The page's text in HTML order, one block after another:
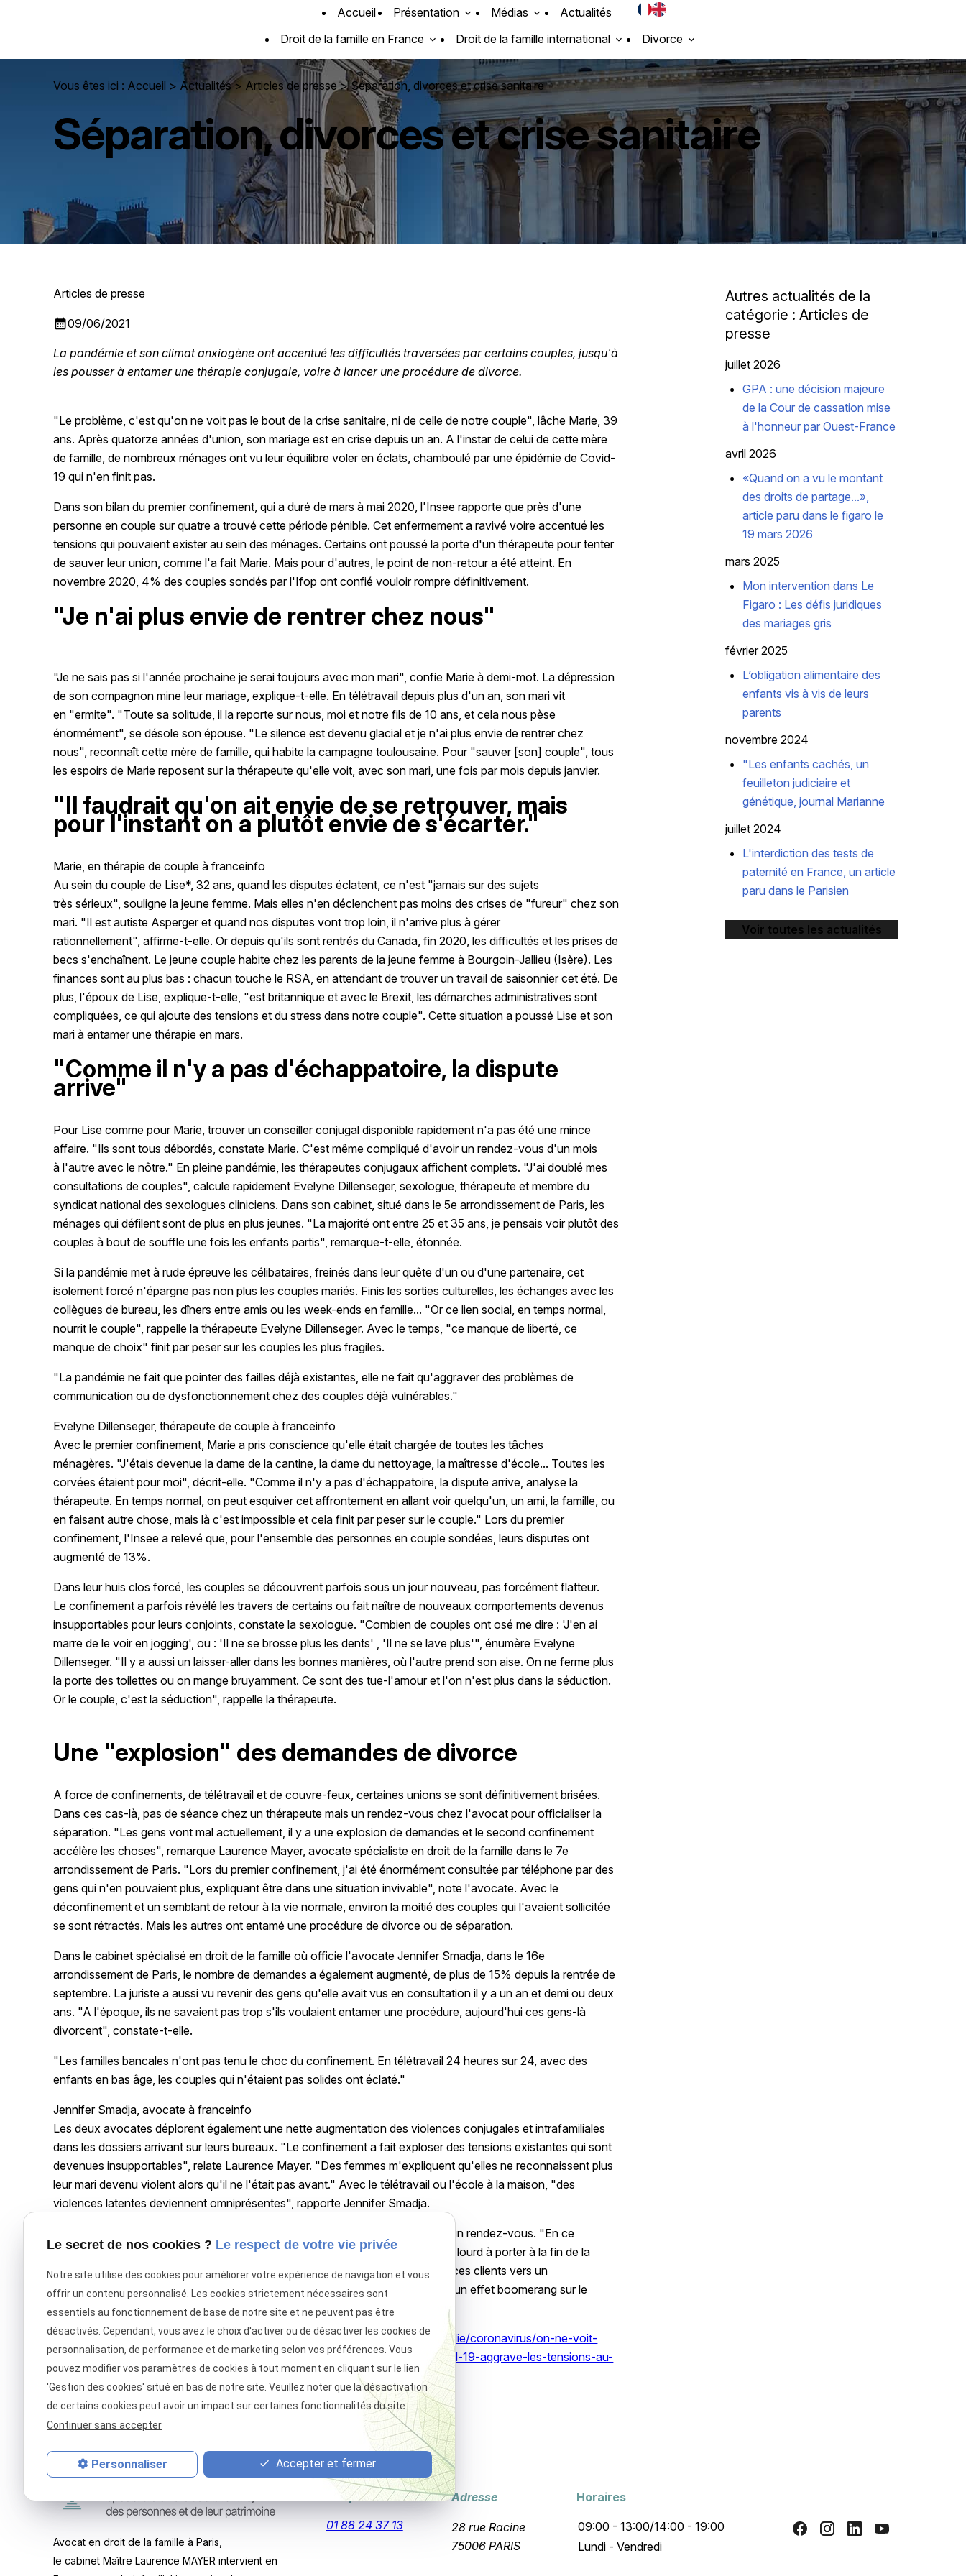
Accueil Présentation Médias
Actualités
Droit de la famille en France
Droit de la famille international Divorce
Vous êtes ici : Accueil > Actualités> Articles de presse> Séparation, divorces et crise sanitaire
Séparation, divorces et crise sanitaire
Articles de presse
calendar_month09/06/2021
La pandémie et son climat anxiogène ont accentué les difficultés traversées par certains couples, jusqu'à
les pousser à entamer une thérapie conjugale, voire à lancer une procédure de divorce.
"Le problème, c'est qu'on ne voit pas le bout de la crise sanitaire, ni de celle de notre couple", lâche Marie, 39
ans. Après quatorze années d'union, son mariage est en crise depuis un an. A l'instar de celui de cette mère
de famille, de nombreux ménages ont vu leur équilibre voler en éclats, chamboulé par une épidémie de Covid-
19 qui n'en finit pas.
Dans son bilan du premier confinement, qui a duré de mars à mai 2020, l'Insee rapporte que près d'une
personne en couple sur quatre a trouvé cette période pénible. Cet enfermement a ravivé voire accentué les
tensions qui pouvaient exister au sein des ménages. Certains ont poussé la porte d'un thérapeute pour tenter
de sauver leur union, comme l'a fait Marie. Mais pour d'autres, le point de non-retour a été atteint. En
novembre 2020, 4% des couples sondés par l'Ifop ont confié vouloir rompre définitivement.
"Je n'ai plus envie de rentrer chez nous"
"Je ne sais pas si l'année prochaine je serai toujours avec mon mari", confie Marie à demi-mot. La dépression
de son compagnon mine leur mariage, explique-t-elle. En télétravail depuis plus d'un an, son mari vit
en "ermite". "Toute sa solitude, il la reporte sur nous, moi et notre fils de 10 ans, et cela nous pèse
énormément", se désole son épouse. "Le silence est devenu glacial et je n'ai plus envie de rentrer chez
nous", reconnaît cette mère de famille, qui habite la campagne toulousaine. Pour "sauver [son] couple", tous
les espoirs de Marie reposent sur la thérapeute qu'elle voit, avec son mari, une fois par mois depuis janvier.
"Il faudrait qu'on ait envie de se retrouver, mais
pour l'instant on a plutôt envie de s'écarter."
Marie, en thérapie de couple à franceinfo
Au sein du couple de Lise*, 32 ans, quand les disputes éclatent, ce n'est "jamais sur des sujets
très sérieux", souligne la jeune femme. Mais elles n'en déclenchent pas moins des crises de "fureur" chez son
mari. "Il est autiste Asperger et quand nos disputes vont trop loin, il n'arrive plus à gérer
rationnellement", affirme-t-elle. Or depuis qu'ils sont rentrés du Canada, fin 2020, les difficultés et les prises de
becs s'enchaînent. Le jeune couple habite chez les parents de la jeune femme à Bourgoin-Jallieu (Isère). Les
finances sont au plus bas : chacun touche le RSA, en attendant de trouver un travail de saisonnier cet été. De
plus, l'époux de Lise, explique-t-elle, "est britannique et avec le Brexit, les démarches administratives sont
compliquées, ce qui ajoute des tensions et du stress dans notre couple". Cette situation a poussé Lise et son
mari à entamer une thérapie en mars.
"Comme il n'y a pas d'échappatoire, la dispute
arrive"
Pour Lise comme pour Marie, trouver un conseiller conjugal disponible rapidement n'a pas été une mince
affaire. "Ils sont tous débordés, constate Marie. C'est même compliqué d'avoir un rendez-vous d'un mois
à l'autre avec le nôtre." En pleine pandémie, les thérapeutes conjugaux affichent complets. "J'ai doublé mes
consultations de couples", calcule rapidement Evelyne Dillenseger, sexologue, thérapeute et membre du
syndicat national des sexologues cliniciens. Dans son cabinet, situé dans le 5e arrondissement de Paris, les
ménages qui défilent sont de plus en plus jeunes. "La majorité ont entre 25 et 35 ans, je pensais voir plutôt des
couples à bout de souffle une fois les enfants partis", remarque-t-elle, étonnée.
Si la pandémie met à rude épreuve les célibataires, freinés dans leur quête d'un ou d'une partenaire, cet
isolement forcé n'épargne pas non plus les couples mariés. Finis les sorties culturelles, les échanges avec les
collègues de bureau, les dîners entre amis ou les week-ends en famille... "Or ce lien social, en temps normal,
nourrit le couple", rappelle la thérapeute Evelyne Dillenseger. Avec le temps, "ce manque de liberté, ce
manque de choix" finit par peser sur les couples les plus fragiles.
"La pandémie ne fait que pointer des failles déjà existantes, elle ne fait qu'aggraver des problèmes de
communication ou de dysfonctionnement chez des couples déjà vulnérables."
Evelyne Dillenseger, thérapeute de couple à franceinfo
Avec le premier confinement, Marie a pris conscience qu'elle était chargée de toutes les tâches
ménagères. "J'étais devenue la dame de la cantine, la dame du nettoyage, la maîtresse d'école... Toutes les
corvées étaient pour moi", décrit-elle. "Comme il n'y a pas d'échappatoire, la dispute arrive, analyse la
thérapeute. En temps normal, on peut esquiver cet affrontement en allant voir quelqu'un, un ami, la famille, ou
en faisant autre chose, mais là c'est impossible et cela finit par peser sur le couple." Lors du premier
confinement, l'Insee a relevé que, pour l'ensemble des personnes en couple sondées, leurs disputes ont
augmenté de 13%.
Dans leur huis clos forcé, les couples se découvrent parfois sous un jour nouveau, pas forcément flatteur.
Le confinement a parfois révélé les travers de certains ou fait naître de nouveaux comportements devenus
insupportables pour leurs conjoints, constate la sexologue. "Combien de couples ont osé me dire : 'J'en ai
marre de le voir en jogging', ou : 'Il ne se brosse plus les dents' , 'Il ne se lave plus'", énumère Evelyne
Dillenseger. "Il y a aussi un laisser-aller dans les bonnes manières, où l'autre prend son aise. On ne ferme plus
la porte des toilettes ou on mange bruyamment. Ce sont des tue-l'amour et l'on n'est plus dans la séduction.
Or le couple, c'est la séduction", rappelle la thérapeute.
Une "explosion" des demandes de divorce
A force de confinements, de télétravail et de couvre-feux, certaines unions se sont définitivement brisées.
Dans ces cas-là, pas de séance chez un thérapeute mais un rendez-vous chez l'avocat pour officialiser la
séparation. "Les gens vont mal actuellement, il y a une explosion de demandes et le second confinement
accélère les choses", remarque Laurence Mayer, avocate spécialiste en droit de la famille dans le 7e
arrondissement de Paris. "Lors du premier confinement, j'ai été énormément consultée par téléphone par des
gens qui n'en pouvaient plus, expliquant être dans une situation invivable", note l'avocate. Avec le
déconfinement et un semblant de retour à la vie normale, environ la moitié des couples qui l'avaient sollicitée
se sont rétractés. Mais les autres ont entamé une procédure de divorce ou de séparation.
Dans le cabinet spécialisé en droit de la famille où officie l'avocate Jennifer Smadja, dans le 16e
arrondissement de Paris, le nombre de demandes a également augmenté, de plus de 15% depuis la rentrée de
septembre. La juriste a aussi vu revenir des gens qu'elle avait vus en consultation il y a un an et demi ou deux
ans. "A l'époque, ils ne savaient pas trop s'ils voulaient entamer une procédure, aujourd'hui ces gens-là
divorcent", constate-t-elle.
"Les familles bancales n'ont pas tenu le choc du confinement. En télétravail 24 heures sur 24, avec des
enfants en bas âge, les couples qui n'étaient pas solides ont éclaté."
Jennifer Smadja, avocate à franceinfo
Les deux avocates déplorent également une nette augmentation des violences conjugales et intrafamiliales
dans les dossiers arrivant sur leurs bureaux. "Le confinement a fait exploser des tensions existantes qui sont
devenues insupportables", relate Laurence Mayer. "Des femmes m'expliquent qu'elles ne reconnaissent plus
leur mari devenu violent alors qu'il ne l'était pas avant." Avec le télétravail ou l'école à la maison, "des
violences latentes deviennent omniprésentes", rapporte Jennifer Smadja.
Ces avocates disent endosser de plus en plus le rôle d'écoutante, le temps d'un rendez-vous. "En ce
moment, j'ai des cas très très durs, les gens vivent mal les choses et c'est très lourd à porter à la fin de la
journée", avoue Laurence Mayer, qui dirige, à chaque fois que c'est possible, ces clients vers un
thérapeute. "Le deuxième confinement et les vacances d'été risquent d'avoir un effet boomerang sur le
nombre de séparations à la rentrée de septembre", redoute Jennifer Smadja.
Article paru sur le site de Franceinfo :https://www.francetvinfo.fr/sante/maladie/coronavirus/on-ne-voit-
pas-le-bout-de-la-crise-sanitaire-ni-celle-de-notre-couple-comment-le-covid-19-aggrave-les-tensions-au-
sein-des-menages_4611963.html
X (formerly Twitter) est désactivé. Autoriser
Autres actualités de la
catégorie : Articles de
presse
juillet 2026
GPA : une décision majeure
de la Cour de cassation mise
à l'honneur par Ouest-France
avril 2026
«Quand on a vu le montant
des droits de partage...»,
article paru dans le figaro le
19 mars 2026
mars 2025
Mon intervention dans Le
Figaro : Les défis juridiques
des mariages gris
février 2025
L’obligation alimentaire des
enfants vis à vis de leurs
parents
novembre 2024
"Les enfants cachés, un
feuilleton judiciaire et
génétique, journal Marianne
juillet 2024
L'interdiction des tests de
paternité en France, un article
paru dans le Parisien
Voir toutes les actualités
Avocat en droit de la famille à Paris,
le cabinet Maître Laurence MAYER intervient en
Téléphone
01 88 24 37 13
Adresse
28 rue Racine
75006 PARIS
Horaires
09:00 - 13:00/14:00 - 19:00
Lundi - Vendredi
Le secret de nos cookies ? Le respect de votre vie privée
Notre site utilise des cookies pour améliorer votre expérience de navigation et vous
offrir un contenu personnalisé. Les cookies strictement nécessaires sont
essentiels au fonctionnement de base de notre site et ne peuvent pas être
désactivés. Cependant, vous avez le choix d'activer ou de désactiver les cookies de
personnalisation, de performance et de marketing selon vos préférences. Vous
pouvez modifier vos paramètres de cookies à tout moment en cliquant sur le lien
'Gestion des cookies' situé en bas de notre site. Veuillez noter que la désactivation
de certains cookies peut avoir un impact sur certaines fonctionnalités du site.
Continuer sans accepter
Personnaliser Accepter et fermer